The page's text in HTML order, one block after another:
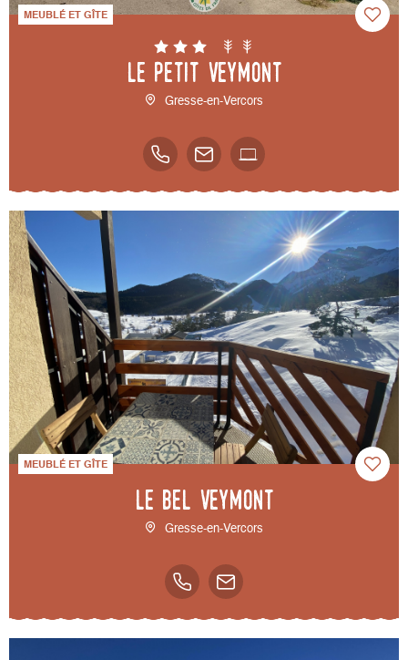
MEUBLÉ ET GÎTE
Le petit Veymont
Gresse-en-Vercors
MEUBLÉ ET GÎTE
Le Bel Veymont
Gresse-en-Vercors